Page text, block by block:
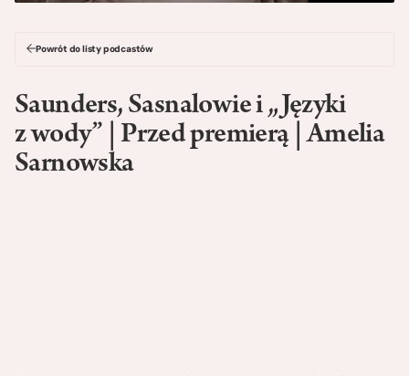
Powrót do listy podcastów
Saunders, Sasnalowie i „Języki
z wody” | Przed premierą | Amelia
Sarnowska